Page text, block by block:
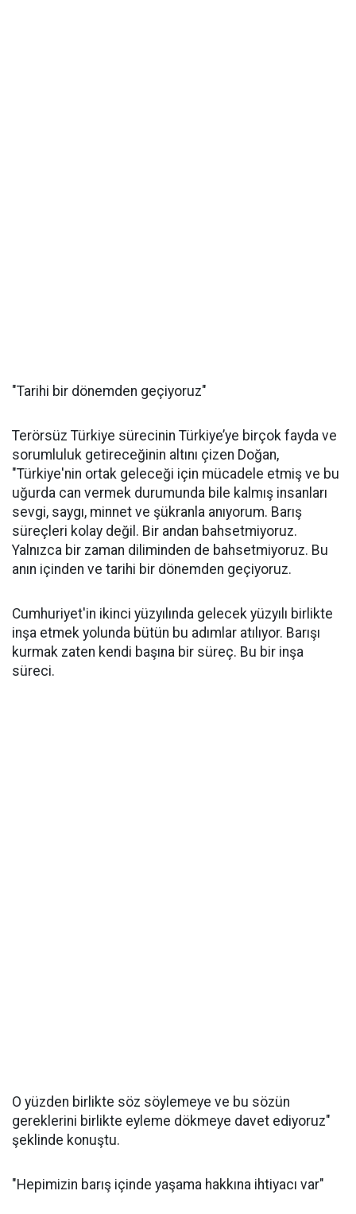
"Tarihi bir dönemden geçiyoruz"
Terörsüz Türkiye sürecinin Türkiye’ye birçok fayda ve
sorumluluk getireceğinin altını çizen Doğan,
"Türkiye'nin ortak geleceği için mücadele etmiş ve bu
uğurda can vermek durumunda bile kalmış insanları
sevgi, saygı, minnet ve şükranla anıyorum. Barış
süreçleri kolay değil. Bir andan bahsetmiyoruz.
Yalnızca bir zaman diliminden de bahsetmiyoruz. Bu
anın içinden ve tarihi bir dönemden geçiyoruz.
Cumhuriyet'in ikinci yüzyılında gelecek yüzyılı birlikte
inşa etmek yolunda bütün bu adımlar atılıyor. Barışı
kurmak zaten kendi başına bir süreç. Bu bir inşa
süreci.
O yüzden birlikte söz söylemeye ve bu sözün
gereklerini birlikte eyleme dökmeye davet ediyoruz"
şeklinde konuştu.
"Hepimizin barış içinde yaşama hakkına ihtiyacı var"